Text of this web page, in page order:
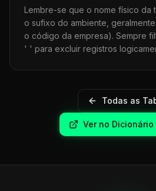
Lembre-se que o nome físico da
o sufixo do ambiente, geralmente
o código da empresa). Sempre
' ' para excluir registros
Todas as
Ver no Dicionário